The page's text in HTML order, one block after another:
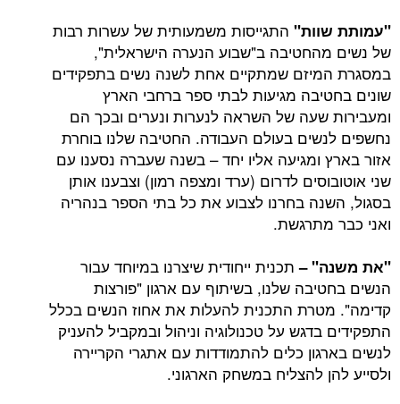
"עמותת שוות" התגייסות משמעותית של עשרות רבות
של נשים מהחטיבה ב"שבוע הנערה הישראלית",
במסגרת המיזם שמתקיים אחת לשנה נשים בתפקידים
שונים בחטיבה מגיעות לבתי ספר ברחבי הארץ
ומעבירות שעה של השראה לנערות ונערים ובכך הם
נחשפים לנשים בעולם העבודה. החטיבה שלנו בוחרת
אזור בארץ ומגיעה אליו יחד – בשנה שעברה נסענו עם
שני אוטובוסים לדרום (ערד ומצפה רמון) וצבענו אותן
בסגול, השנה בחרנו לצבוע את כל בתי הספר בנהריה
ואני כבר מתרגשת.
"את משנה" – תכנית ייחודית שיצרנו במיוחד עבור
הנשים בחטיבה שלנו, בשיתוף עם ארגון "פורצות
קדימה". מטרת התכנית להעלות את אחוז הנשים בכלל
התפקידים בדגש על טכנולוגיה וניהול ובמקביל להעניק
לנשים בארגון כלים להתמודדות עם אתגרי הקריירה
ולסייע להן להצליח במשחק הארגוני.